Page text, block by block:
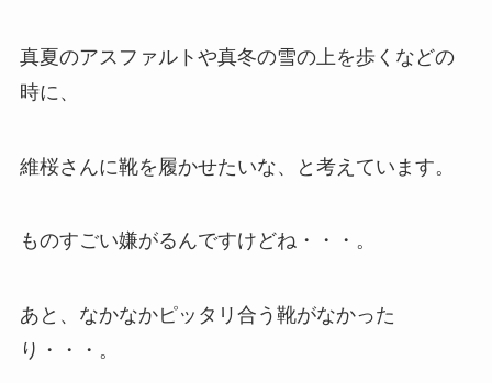
真夏のアスファルトや真冬の雪の上を歩くなどの
時に、
維桜さんに靴を履かせたいな、と考えています。
ものすごい嫌がるんですけどね・・・。
あと、なかなかピッタリ合う靴がなかった
り・・・。